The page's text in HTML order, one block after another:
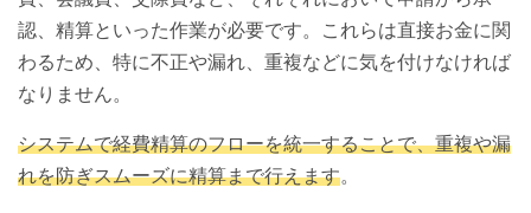
認、精算といった作業が必要です。これらは直接お金に関
わるため、特に不正や漏れ、重複などに気を付けなければ
なりません。
システムで経費精算のフローを統一することで、重複や漏
れを防ぎスムーズに精算まで行えます。